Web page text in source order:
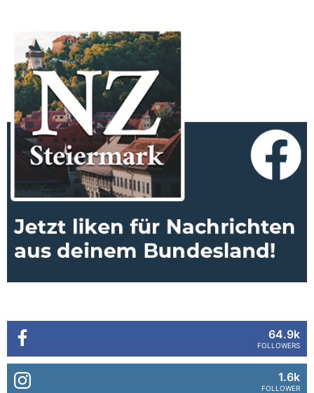
64.9k
FOLLOWERS
1.6k
FOLLOWER